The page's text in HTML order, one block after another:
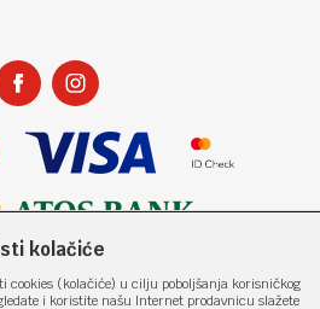
u opisu proizvoda, prikazu slika i samih
da su sve informacije kompletne i bez
kolačiće
cookies (kolačiće) u cilju poboljšanja korisničkog
i koristite našu Internet prodavnicu slažete